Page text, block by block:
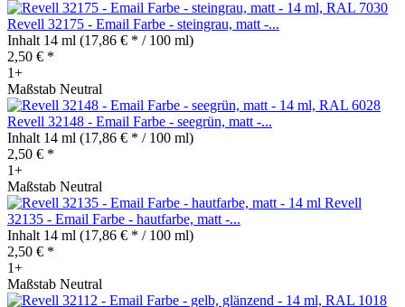
Revell 32175 - Email Farbe - steingrau, matt -...
Inhalt 14 ml (17,86 € * / 100 ml)
2,50 € *
1+
Maßstab Neutral
Revell 32148 - Email Farbe - seegrün, matt -...
Inhalt 14 ml (17,86 € * / 100 ml)
2,50 € *
1+
Maßstab Neutral
Revell
32135 - Email Farbe - hautfarbe, matt -...
Inhalt 14 ml (17,86 € * / 100 ml)
2,50 € *
1+
Maßstab Neutral